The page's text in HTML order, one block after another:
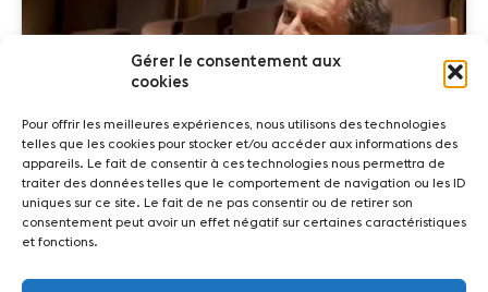
Gérer le consentement aux
cookies
Pour offrir les meilleures expériences, nous utilisons des technologies
telles que les cookies pour stocker et/ou accéder aux informations des
appareils. Le fait de consentir à ces technologies nous permettra de
traiter des données telles que le comportement de navigation ou les ID
uniques sur ce site. Le fait de ne pas consentir ou de retirer son
consentement peut avoir un effet négatif sur certaines caractéristiques
et fonctions.
Klicken Sie, um Marketing Cookies zu